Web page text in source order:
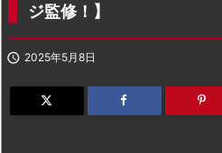
ジ監修！】
 2025年5月8日